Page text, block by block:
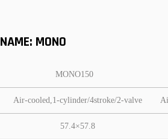
NAME: MONO
MONO150
Air-cooled,1-cylinder/4stroke/2-valve
57.4×57.8